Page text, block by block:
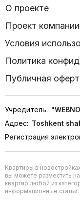
О проекте
Проект
Условия
Политика
Публичная
Учредитель:
Адрес: Toshkent
Регистрация
Квартиры в
вы можете разместить
квартир любой из
информационные